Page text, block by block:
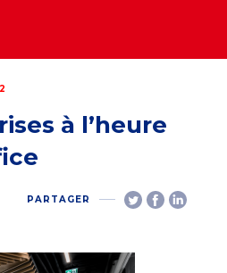
à l’heure
PARTAGER